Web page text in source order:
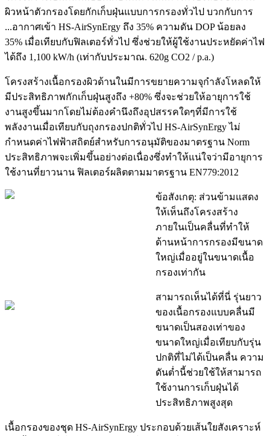
ผิวหน้าตัวกรองโดยกักเก็บฝุ่นแบบการกรองทั่วไป บวกกับการ
...อากาศเข้า HS-AirSynErgy ถึง 35% ความดัน DOP น้อยลง
35% เมื่อเทียบกับฟิลเตอร์ทั่วไป ซึ่งช่วยให้ผู้ใช้งานประหยัดค่าไฟ
ได้ถึง 1,100 kW/h (เท่ากับประมาณ. 620g CO2 / p.a.)
โครงสร้างเนื้อกรองผิวด้านในมีการขยายความจุกำลังโหลดให้
มีประสิทธิภาพกักเก็บฝุ่นสูงถึง +80% ซึ่งจะช่วยให้อายุการใช้
งานสูงขึ้นมากโดยไม่ต้องคำนึงถึงอุปสรรคใดๆที่มีการใช้
พลังงานเมื่อเทียบกับถุงกรองปกติทั่วไป HS-AirSynErgy ไม่
กำหนดค่าไฟฟ้าสถิตย์สำหรับการอนุมัติของมาตรฐาน Norm
ประสิทธิภาพจะเพิ่มขึ้นอย่างต่อเนื่องซึ่งทำให้แน่ใจว่ามีอายุการ
ใช้งานที่ยาวนาน ฟิลเตอร์ผลิตตามมาตรฐาน EN779:2012
ข้อสังเกตุ: ส่วนข้ามแสดง
ให้เห็นถึงโครงสร้าง
ภายในเป็นคลื่นที่ทำให้
ด้านหน้าการกรองมีขนาด
ใหญ่เมื่ออยู่ในขนาดเนื้อ
กรองเท่ากัน
สามารถเห็นได้ที่นี่ รุ่นยาว
ของเนื้อกรองแบบคลื่นมี
ขนาดเป็นสองเท่าของ
ขนาดใหญ่เมื่อเทียบกับรุ่น
ปกติที่ไม่ได้เป็นคลื่น ความ
ดันต่ำนี้ช่วยใช้ให้สามารถ
ใช้งานการเก็บฝุ่นได้
ประสิทธิภาพสูงสุด
เนื้อกรองของชุด HS-AirSynErgy ประกอบด้วยเส้นใยสังเคราะห์